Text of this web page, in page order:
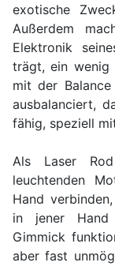
exotische
Außerdem
Elektronik
trägt, ein wenig
mit der
ausbalanciert,
fähig, speziell
Als Laser
leuchtenden
Hand
in jener Hand
Gimmick
aber fast